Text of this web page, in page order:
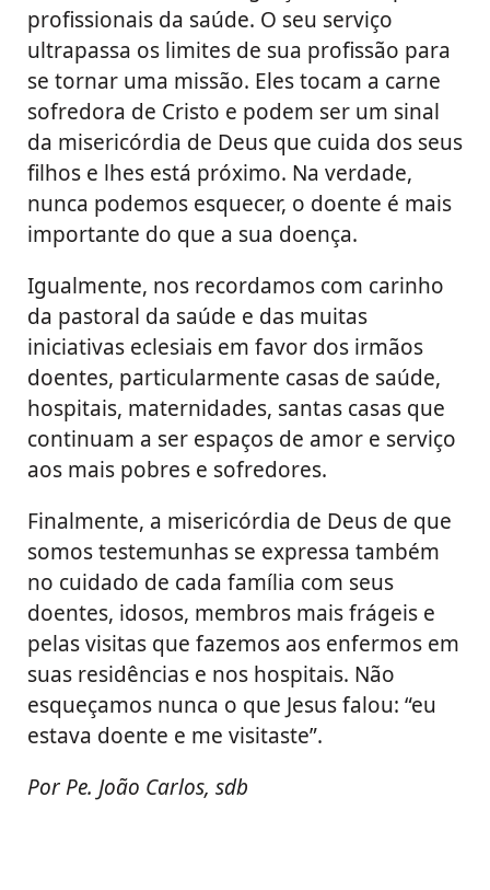
profissionais da saúde. O seu serviço
ultrapassa os limites de sua profissão para
se tornar uma missão. Eles tocam a carne
sofredora de Cristo e podem ser um sinal
da misericórdia de Deus que cuida dos seus
filhos e lhes está próximo. Na verdade,
nunca podemos esquecer, o doente é mais
importante do que a sua doença.
Igualmente, nos recordamos com carinho
da pastoral da saúde e das muitas
iniciativas eclesiais em favor dos irmãos
doentes, particularmente casas de saúde,
hospitais, maternidades, santas casas que
continuam a ser espaços de amor e serviço
aos mais pobres e sofredores.
Finalmente, a misericórdia de Deus de que
somos testemunhas se expressa também
no cuidado de cada família com seus
doentes, idosos, membros mais frágeis e
pelas visitas que fazemos aos enfermos em
suas residências e nos hospitais. Não
esqueçamos nunca o que Jesus falou: “eu
estava doente e me visitaste”.
Por Pe. João Carlos, sdb